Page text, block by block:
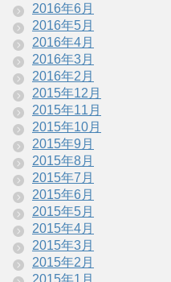
2016年6月
2016年5月
2016年4月
2016年3月
2016年2月
2015年12月
2015年11月
2015年10月
2015年9月
2015年8月
2015年7月
2015年6月
2015年5月
2015年4月
2015年3月
2015年2月
2015年1月